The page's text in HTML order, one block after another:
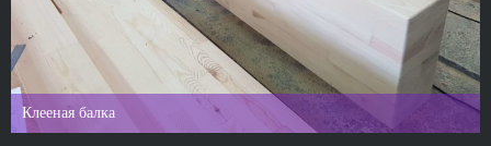
Клееная балка